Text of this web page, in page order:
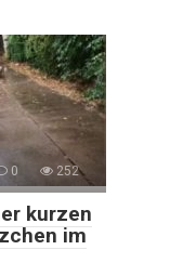
0 252
kurzen
im